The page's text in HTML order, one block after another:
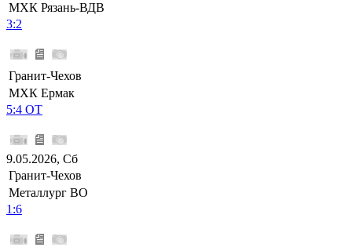
МХК Рязань-ВДВ
3:2
Гранит-Чехов
МХК Ермак
5:4 ОТ
9.05.2026, Сб
Гранит-Чехов
Металлург ВО
1:6